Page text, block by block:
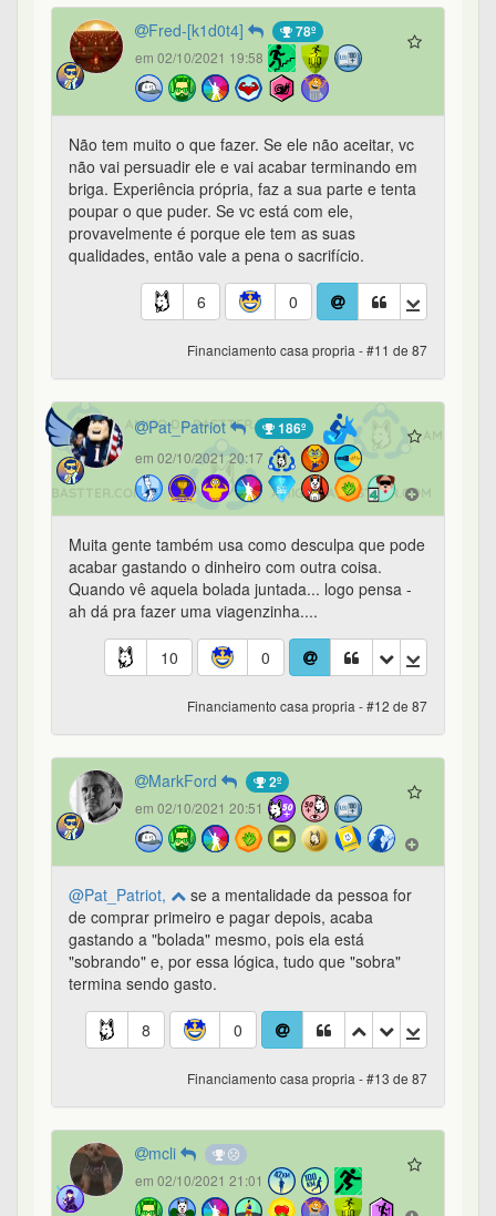
Fred-[k1d0t4] 78º
em 02/10/2021 19:58
Não tem muito o que fazer. Se ele não aceitar, vc
não vai persuadir ele e vai acabar terminando em
briga. Experiência própria, faz a sua parte e tenta
poupar o que puder. Se vc está com ele,
provavelmente é porque ele tem as suas
qualidades, então vale a pena o sacrifício.
6 0
Financiamento casa propria - #11 de 87
Pat_Patriot 186º
em 02/10/2021 20:17
Muita gente também usa como desculpa que pode
acabar gastando o dinheiro com outra coisa.
Quando vê aquela bolada juntada... logo pensa -
ah dá pra fazer uma viagenzinha....
10 0
Financiamento casa propria - #12 de 87
MarkFord 2º
em 02/10/2021 20:51
@Pat_Patriot,
se a mentalidade da pessoa for
de comprar primeiro e pagar depois, acaba
gastando a "bolada" mesmo, pois ela está
"sobrando" e, por essa lógica, tudo que "sobra"
termina sendo gasto.
8 0
Financiamento casa propria - #13 de 87
mcli
em 02/10/2021 21:01